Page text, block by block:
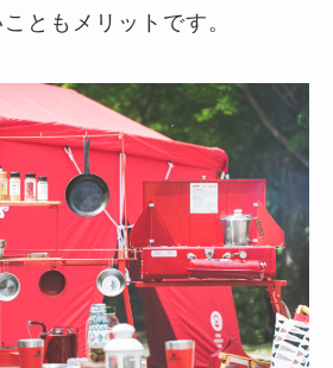
ともメリットです。